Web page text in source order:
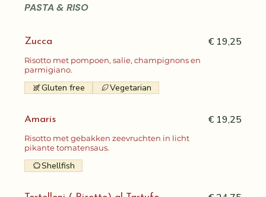
PASTA & RISO
Zucca
Risotto met pompoen, salie, champignons en
parmigiano.
€ 19,25
Gluten free Vegetarian
Amaris
Risotto met gebakken zeevruchten in licht
pikante tomatensaus.
€ 19,25
Shellfish